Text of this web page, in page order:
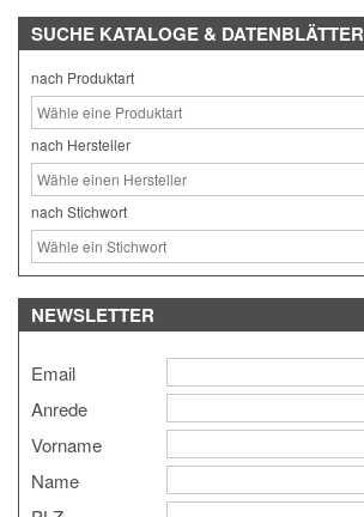
SUCHE KATALOGE & DATENBLÄTTER
nach Produktart
nach Hersteller
nach Stichwort
NEWSLETTER
Email
Anrede
Vorname
Name